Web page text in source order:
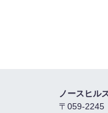
ノースヒル
〒059-2245